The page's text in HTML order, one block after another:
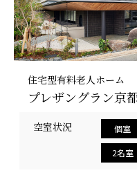
有料老人ホームとは
認知症のおはなし
小規模多機能型居
お問い合わせフ
お気に入り
ご入居までの流れ
住宅型有料老人ホーム
プレザングラン京
空室状況 個室
2名室